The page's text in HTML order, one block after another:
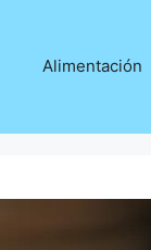
Alimentación